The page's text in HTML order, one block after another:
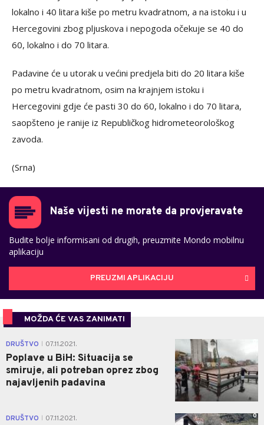
lokalno i 40 litara kiše po metru kvadratnom, a na istoku i u
Hercegovini zbog pljuskova i nepogoda očekuje se 40 do
60, lokalno i do 70 litara.
Padavine će u utorak u većini predjela biti do 20 litara kiše
po metru kvadratnom, osim na krajnjem istoku i
Hercegovini gdje će pasti 30 do 60, lokalno i do 70 litara,
saopšteno je ranije iz Republičkog hidrometeorološkog
zavoda.
(Srna)
Naše vijesti ne morate da provjeravate
Budite bolje informisani od drugih, preuzmite Mondo mobilnu
aplikaciju
PREUZMI APLIKACIJU
MOŽDA ĆE VAS ZANIMATI
DRUŠTVO 07.11.2021.
Poplave u BiH: Situacija se
smiruje, ali potreban oprez zbog
najavljenih padavina
DRUŠTVO 07.11.2021. 0